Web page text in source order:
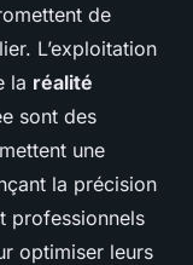
de
L’exploitation
la réalité
sont des
une
la précision
professionnels
optimiser leurs